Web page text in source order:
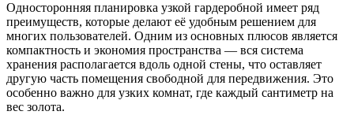
Односторонняя планировка узкой гардеробной имеет ряд
преимуществ, которые делают её удобным решением для
многих пользователей. Одним из основных плюсов является
компактность и экономия пространства — вся система
хранения располагается вдоль одной стены, что оставляет
другую часть помещения свободной для передвижения. Это
особенно важно для узких комнат, где каждый сантиметр на
вес золота.